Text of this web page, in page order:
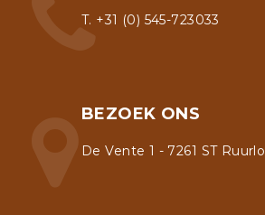
T. +31 (0) 545-723033
BEZOEK ONS
De Vente 1 - 7261 ST Ruurlo